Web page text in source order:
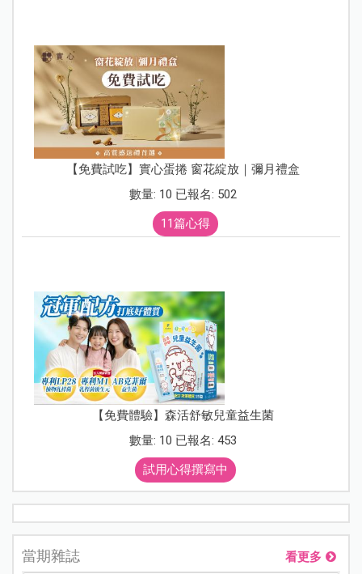
【免費試吃】實心蛋捲 窗花綻放｜彌月禮盒
數量: 10 已報名: 502
11篇心得
【免費體驗】森活舒敏兒童益生菌
數量: 10 已報名: 453
試用心得撰寫中
當期雜誌 看更多